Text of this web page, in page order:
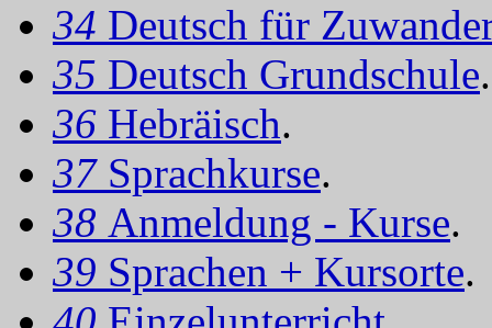
34 Deutsch für
35 Deutsch Grundschule.
36 Hebräisch.
37 Sprachkurse.
38 Anmeldung - Kurse.
39 Sprachen + Kursorte.